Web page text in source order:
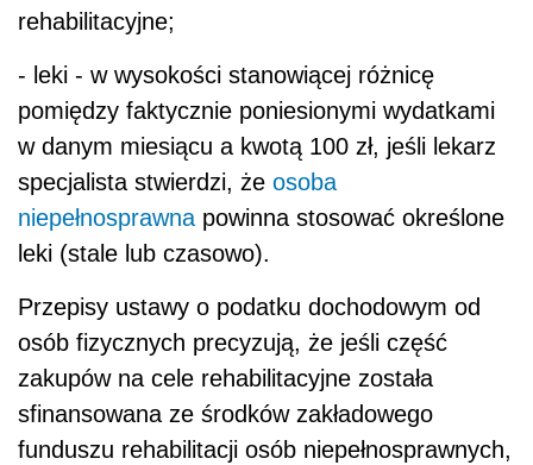
rehabilitacyjne;
- leki - w wysokości stanowiącej różnicę
pomiędzy faktycznie poniesionymi wydatkami
w danym miesiącu a kwotą 100 zł, jeśli lekarz
specjalista stwierdzi, że osoba
niepełnosprawna powinna stosować określone
leki (stale lub czasowo).
Przepisy ustawy o podatku dochodowym od
osób fizycznych precyzują, że jeśli część
zakupów na cele rehabilitacyjne została
sfinansowana ze środków zakładowego
funduszu rehabilitacji osób niepełnosprawnych,